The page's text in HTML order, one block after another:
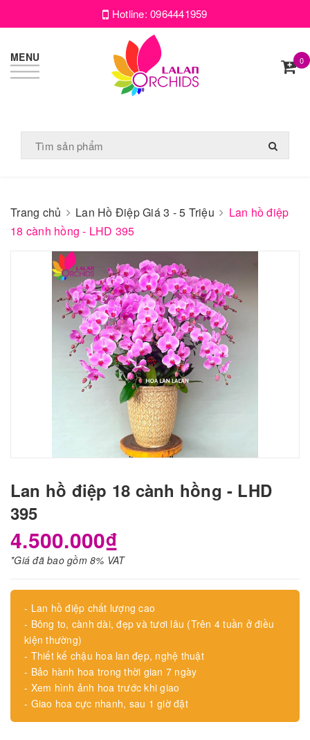
Hotline:0964441959
MENU 0
Trang chủ Lan Hồ Điệp Giá 3 - 5 Triệu
Lan hồ điệp
18 cành hồng - LHD 395
Lan hồ điệp 18 cành hồng - LHD
395
4.500.000₫
*Giá đã bao gồm 8% VAT
- Lan hồ điệp chất lượng cao
- Bông to, cành dài, đẹp và tươi lâu (Trên 4 tuần ở điều
kiện thường)
- Thiết kế chậu hoa lan đẹp, nghệ thuật
- Bảo hành hoa trong thời gian 7 ngày
- Xem hình ảnh hoa trước khi giao
- Giao hoa cực nhanh, sau 1 giờ đặt